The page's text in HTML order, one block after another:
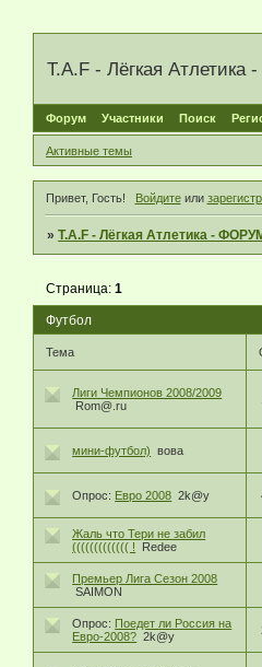
T.A.F - Лёгкая
Форум Участники Поиск
Активные темы
Привет, Гость! Войдитеили
»T.A.F - Лёгкая Атлетика -
Футбол
Страница:1
Тема
Лиги Чемпионов 2008/2009
Rom@.ru
мини-футбол) вова
Опрос: Евро 2008 2k@y
Жаль что Тери не забил
((((((((((((( !
Redee
Премьер Лига Сезон 2008
SAIMON
Опрос: Поедет ли Россия на
Евро-2008? 2k@y